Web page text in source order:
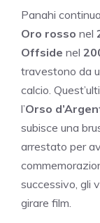
Panahi
Oro rosso nel
Offside nel
travestono da
calcio.
l’Orso
subisce una
arrestato per
successivo, gli
girare film.